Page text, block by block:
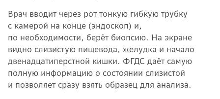
Врач вводит через рот тонкую гибкую трубку
с камерой на конце (эндоскоп) и,
по необходимости, берёт биопсию. На экране
видно слизистую пищевода, желудка и начало
двенадцатиперстной кишки. ФГДС даёт самую
полную информацию о состоянии слизистой
и позволяет сразу взять образец для анализа.